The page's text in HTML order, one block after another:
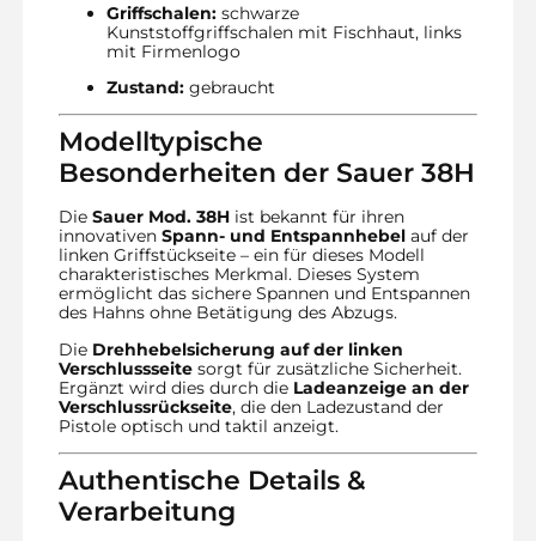
Griffschalen:schwarze
Kunststoffgriffschalen mit Fischhaut, links
mit Firmenlogo
Zustand:gebraucht
Modelltypische
Besonderheiten der Sauer 38H
Die Sauer Mod. 38Hist bekannt für ihren
innovativen Spann- und Entspannhebelauf der
linken Griffstückseite – ein für dieses Modell
charakteristisches Merkmal. Dieses System
ermöglicht das sichere Spannen und Entspannen
des Hahns ohne Betätigung des Abzugs.
Die Drehhebelsicherung auf der linken
Verschlussseitesorgt für zusätzliche Sicherheit.
Ergänzt wird dies durch die Ladeanzeige an der
Verschlussrückseite, die den Ladezustand der
Pistole optisch und taktil anzeigt.
Authentische Details &
Verarbeitung